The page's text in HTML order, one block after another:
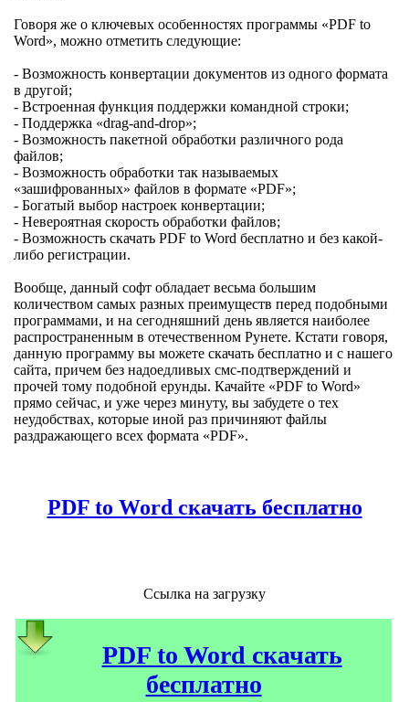
Говоря же о ключевых особенностях программы «PDF to
Word», можно отметить следующие:
- Возможность конвертации документов из одного формата
в другой;
- Встроенная функция поддержки командной строки;
- Поддержка «drag-and-drop»;
- Возможность пакетной обработки различного рода
файлов;
- Возможность обработки так называемых
«зашифрованных» файлов в формате «PDF»;
- Богатый выбор настроек конвертации;
- Невероятная скорость обработки файлов;
- Возможность скачать PDF to Word бесплатно и без какой-
либо регистрации.
Вообще, данный софт обладает весьма большим
количеством самых разных преимуществ перед подобными
программами, и на сегодняшний день является наиболее
распространенным в отечественном Рунете. Кстати говоря,
данную программу вы можете скачать бесплатно и с нашего
сайта, причем без надоедливых смс-подтверждений и
прочей тому подобной ерунды. Качайте «PDF to Word»
прямо сейчас, и уже через минуту, вы забудете о тех
неудобствах, которые иной раз причиняют файлы
раздражающего всех формата «PDF».
PDF to Word скачать бесплатно
Ссылка на загрузку
PDF to Word скачать
бесплатно